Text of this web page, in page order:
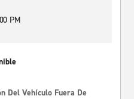
PM
Del Vehículo Fuera De